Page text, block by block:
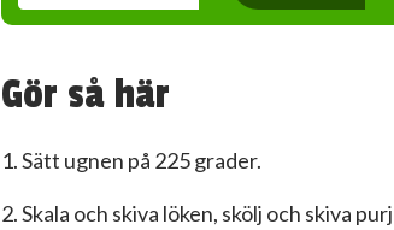
Gör så här
1. Sätt ugnen på 225 grader.
2. Skala och skiva löken, skölj och skiva